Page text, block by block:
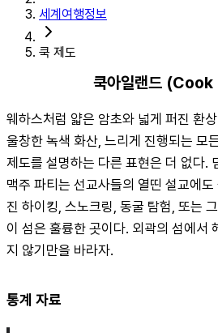
세계여행정보
쿡 제도
쿡아일랜드
웨하스처럼 얇은 암초와 넓게 퍼진 환
울창한 녹색 화산, 느리게 진행되는 모
제도를 설명하는 다른 표현은 더 없다.
맥주 파티는 선교사들의 열띤 설교에
진 하이킹, 스노크링, 동굴 탐험, 또는
이 섬은 훌륭한 곳이다. 외곽의 섬에서
지 않기만을 바라자.
통계 자료